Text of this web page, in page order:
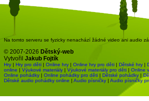
Na tomto serveru se fyzicky nenachází žádné video ani audio
© 2007-2026 Dětský-web
Vytvořil Jakub Fojtík
Hry | Hry pro děti | Online hry | Online hry pro děti | Dětské hry |
online | Výukové materiály | Výukové materiály pro děti | Online
Online pohádky | Online pohádky pro děti | Dětské pohádky |
Dětské audio pohádky online | Audio písničky | Audio písničky